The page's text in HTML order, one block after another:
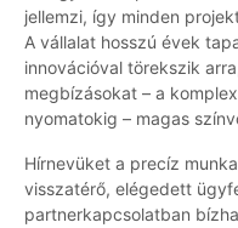
jellemzi, így minden
A vállalat hosszú évek
innovációval törekszik
megbízásokat – a
nyomatokig – magas
Hírnevüket a precíz
visszatérő, elégedett
partnerkapcsolatban